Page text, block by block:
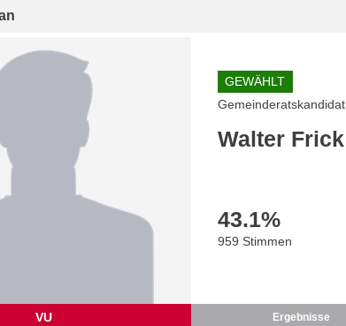
VU
GEWÄHLT
Gemeinderatskandidat
Walter Frick
43.1%
959 Stimmen
Ergebnisse